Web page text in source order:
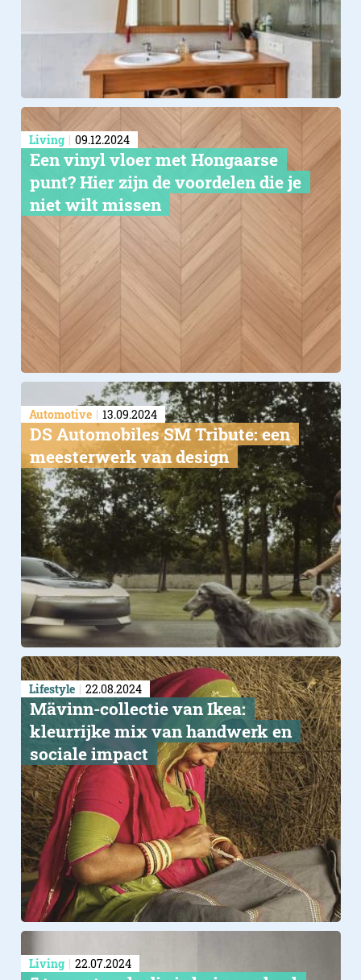
Living 09.12.2024
Een vinyl vloer met Hongaarse
punt? Hier zijn de voordelen die je
niet wilt missen
Automotive 13.09.2024
DS Automobiles SM Tribute: een
meesterwerk van design
Lifestyle 22.08.2024
Mävinn-collectie van Ikea:
kleurrijke mix van handwerk en
sociale impact
Living 22.07.2024